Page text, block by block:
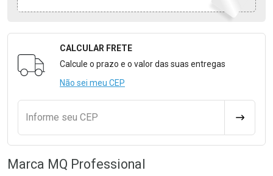
Formulário para Calcular o Frete
CALCULAR FRETE
Calcule o prazo e o valor das suas entregas
Não sei meu CEP
Informe seu CEP
Marca MQ Professional